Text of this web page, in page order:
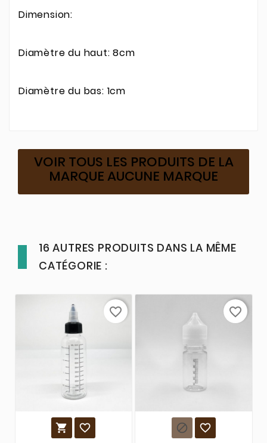
Dimension:
Diamètre du haut: 8cm
Diamètre du bas: 1cm
VOIR TOUS LES PRODUITS DE LA
MARQUE AUCUNE MARQUE
16 AUTRES PRODUITS DANS LA MÊME
CATÉGORIE :
 
favorite_border
 
favorite_border